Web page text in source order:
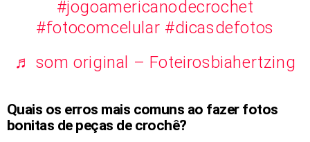
#jogoamericanodecrochet
#fotocomcelular #dicasdefotos
♬ som original – Foteirosbiahertzing
Quais os erros mais comuns ao fazer fotos
bonitas de peças de crochê?